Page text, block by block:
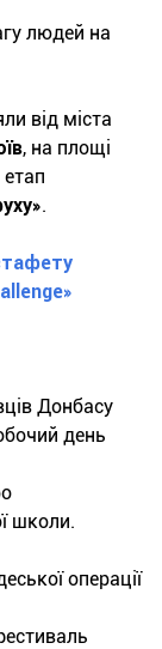
людей на
від міста
, на площі
.
Донбасу
день
школи.
операції